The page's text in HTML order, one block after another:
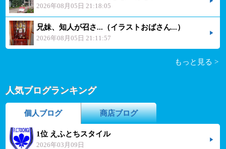
2026年08月05日 21:18:05
兄妹、知人が召さ...（イラストおばさん...）
2026年08月05日 21:11:57
もっと見る >
人気ブログランキング
個人ブログ 商店ブログ
1位 えふとちスタイル
2026年03月09日